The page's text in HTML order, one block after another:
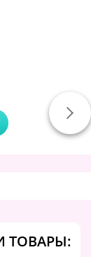
ТОВАРЫ: